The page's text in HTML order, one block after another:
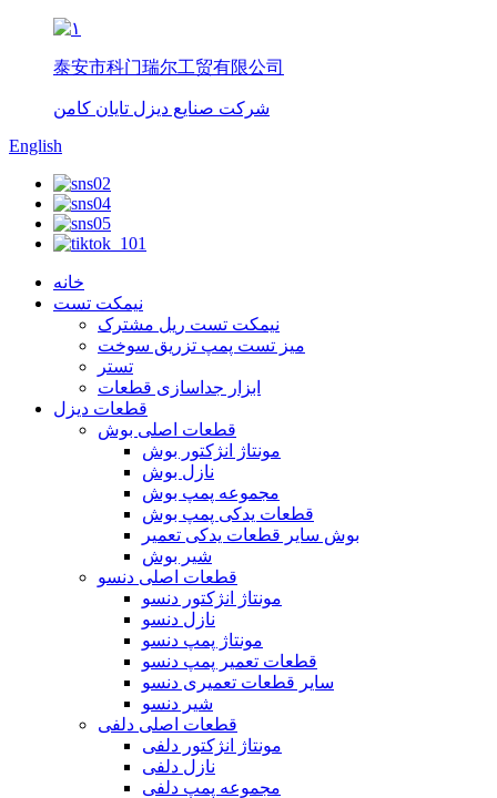
泰安市科门瑞尔工贸有限公司
شرکت صنایع دیزل تایان کامن
English
خانه
نیمکت تست
نیمکت تست ریل مشترک
میز تست پمپ تزریق سوخت
تستر
ابزار جداسازی قطعات
قطعات دیزل
قطعات اصلی بوش
مونتاژ انژکتور بوش
نازل بوش
مجموعه پمپ بوش
قطعات یدکی پمپ بوش
بوش سایر قطعات یدکی تعمیر
شیر بوش
قطعات اصلی دنسو
مونتاژ انژکتور دنسو
نازل دنسو
مونتاژ پمپ دنسو
قطعات تعمیر پمپ دنسو
سایر قطعات تعمیری دنسو
شیر دنسو
قطعات اصلی دلفی
مونتاژ انژکتور دلفی
نازل دلفی
مجموعه پمپ دلفی